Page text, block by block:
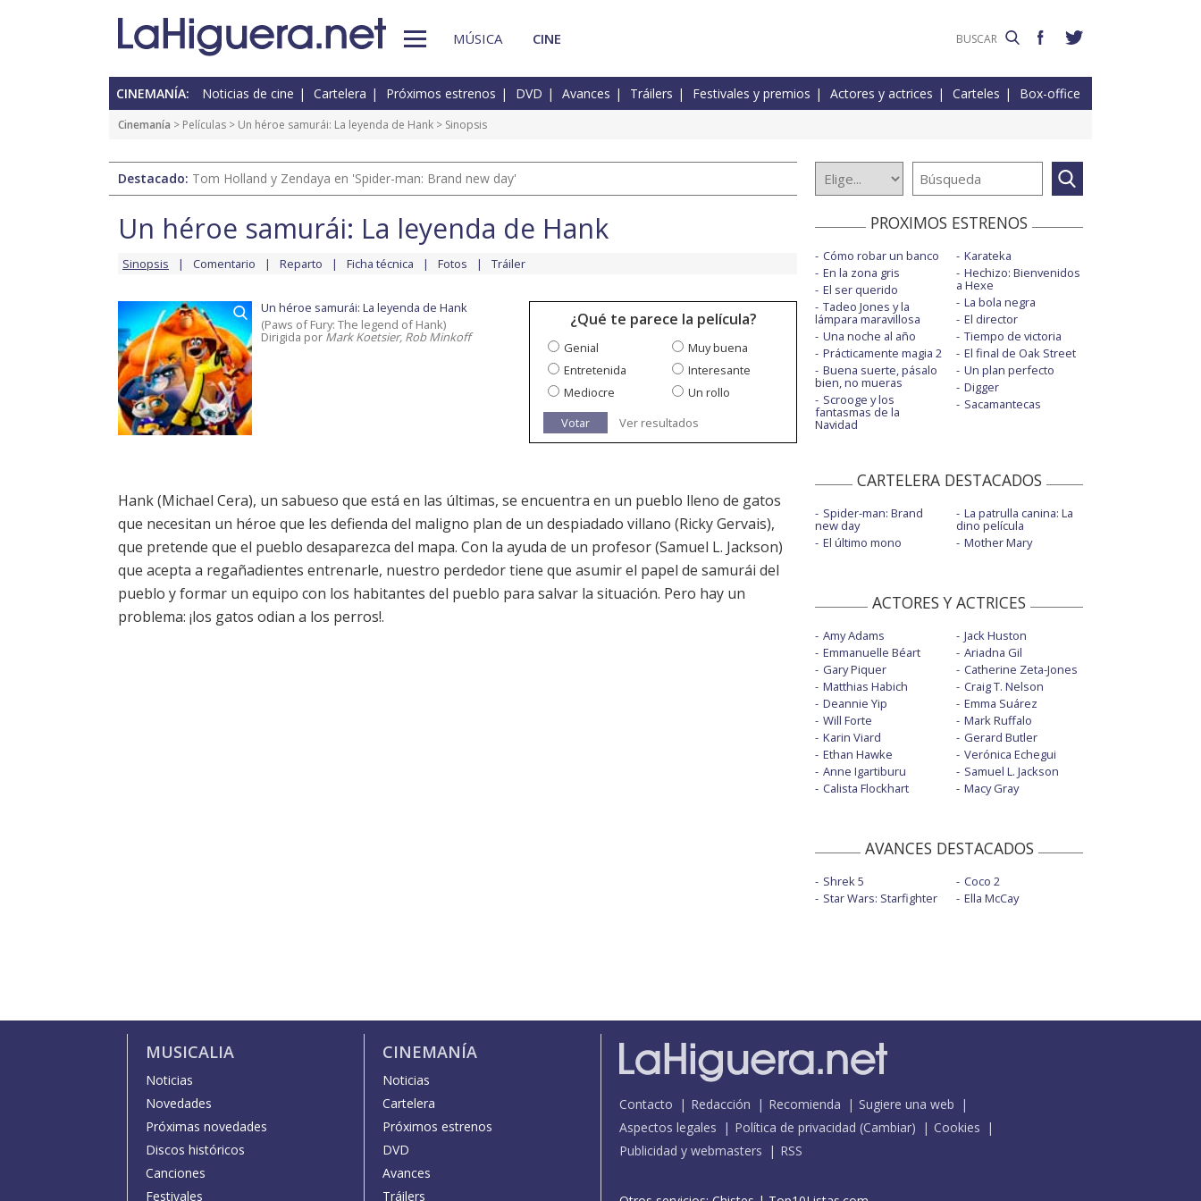
MÚSICA CINE
CINEMANÍA: Noticias de cine Cartelera Próximos estrenos DVD Avances Tráilers Festivales y premios Actores y actrices Carteles Box-office
Cinemanía > Películas > Un héroe samurái: La leyenda de Hank > Sinopsis
Destacado: Tom Holland y Zendaya en 'Spider-man: Brand new day'
Un héroe samurái: La leyenda de Hank
Sinopsis Comentario Reparto Ficha técnica Fotos Tráiler
Un héroe samurái: La leyenda de Hank
(Paws of Fury: The legend of Hank)
Dirigida por Mark Koetsier, Rob Minkoff
¿Qué te parece la película?
Genial
Muy buena
Entretenida
Interesante
Mediocre
Un rollo
Votar
Ver resultados
Hank (Michael Cera), un sabueso que está en las últimas, se encuentra en un pueblo lleno de gatos
que necesitan un héroe que les defienda del maligno plan de un despiadado villano (Ricky Gervais),
que pretende que el pueblo desaparezca del mapa. Con la ayuda de un profesor (Samuel L. Jackson)
que acepta a regañadientes entrenarle, nuestro perdedor tiene que asumir el papel de samurái del
pueblo y formar un equipo con los habitantes del pueblo para salvar la situación. Pero hay un
problema: ¡los gatos odian a los perros!.
PROXIMOS ESTRENOS
Cómo robar un banco
En la zona gris
El ser querido
Tadeo Jones y la
lámpara maravillosa
Una noche al año
Prácticamente magia 2
Buena suerte, pásalo
bien, no mueras
Scrooge y los
fantasmas de la
Navidad
Karateka
Hechizo: Bienvenidos
a Hexe
La bola negra
El director
Tiempo de victoria
El final de Oak Street
Un plan perfecto
Digger
Sacamantecas
CARTELERA DESTACADOS
Spider-man: Brand
new day
El último mono
La patrulla canina: La
dino película
Mother Mary
ACTORES Y ACTRICES
Amy Adams
Emmanuelle Béart
Gary Piquer
Matthias Habich
Deannie Yip
Will Forte
Karin Viard
Ethan Hawke
Anne Igartiburu
Calista Flockhart
Jack Huston
Ariadna Gil
Catherine Zeta-Jones
Craig T. Nelson
Emma Suárez
Mark Ruffalo
Gerard Butler
Verónica Echegui
Samuel L. Jackson
Macy Gray
AVANCES DESTACADOS
Shrek 5
Star Wars: Starfighter
Coco 2
Ella McCay
MUSICALIA
Noticias
Novedades
Próximas novedades
Discos históricos
Canciones
Festivales
CINEMANÍA
Noticias
Cartelera
Próximos estrenos
DVD
Avances
Tráilers
Contacto Redacción Recomienda
Sugiere una web
Aspectos legales
Política de privacidad (Cambiar)
Cookies
Publicidad y webmasters
RSS